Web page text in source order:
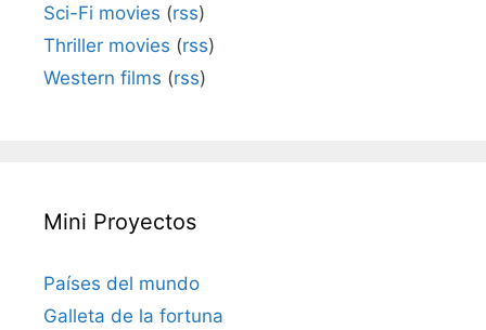
Sci-Fi movies (rss)
Thriller movies (rss)
Western films (rss)
Mini Proyectos
Países del mundo
Galleta de la fortuna